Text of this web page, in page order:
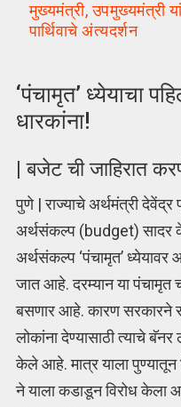
मुख्यमंत्री, उपमुख्यमंत्री
पार्थिवाचे अंत्यदर्शन
‘पंचामृत’ ध्येयाचा
धारकांना!
| बजेट ची जाहिरात
पुणे | राज्याचे अर्थमंत्री
अर्थसंकल्प (budget) सादर
अर्थसंकल्प ‘पंचामृत’
जात आहे. दरम्यान या पंचामृत
बसणार आहे. कारण सरकारने
लोकांना देण्यासाठी त्याचे
केले आहे. मात्र याला पुण्यातून
ने याला कडाडून विरोध केला